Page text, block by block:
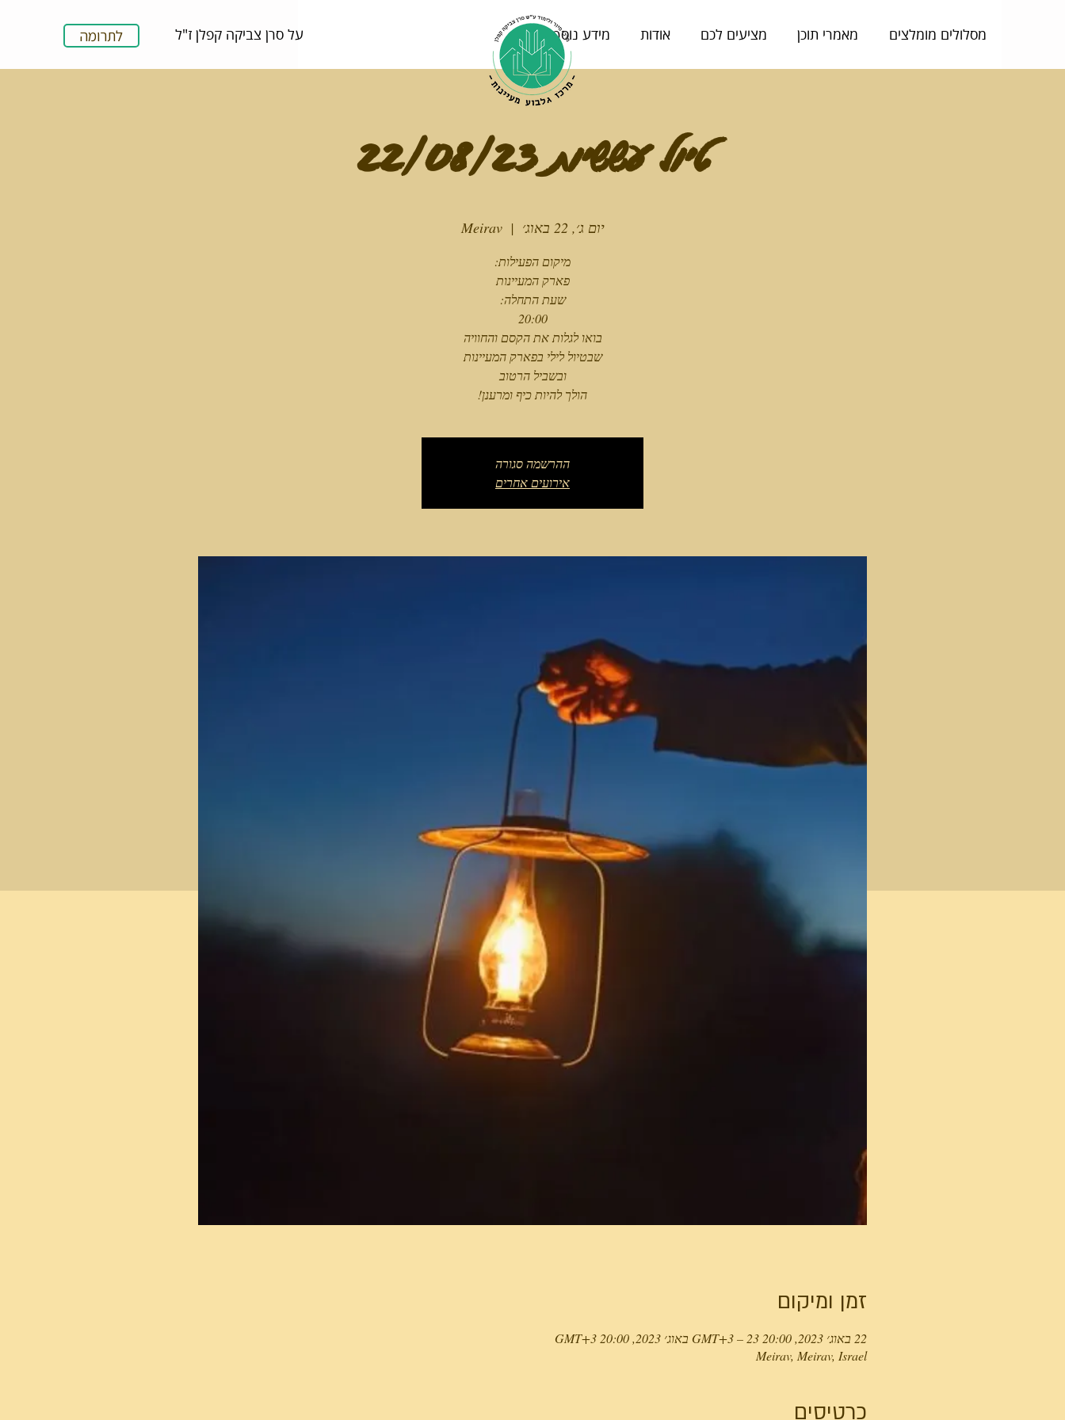
לתרומה על סרן צביקה קפלן ז"ל מסלולים מומלצים מאמרי תוכן מציעים לכם אודות מידע נוסף
טיול עששיות 22/08/23
יום ג׳, 22 באוג׳
  |
Meirav
הולך להיות כיף ומרענן!
ההרשמה סגורה
אירועים אחרים
זמן ומיקום
22 באוג׳ 2023, 20:00 GMT‎+3‎ – 23 באוג׳ 2023, 20:00 GMT‎+3‎
Meirav, Meirav, Israel
כרטיסים